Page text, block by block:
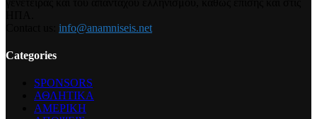
info@anamniseis.net
Categories
SPONSORS
ΑΘΛΗΤΙΚΑ
ΑΜΕΡΙΚΗ